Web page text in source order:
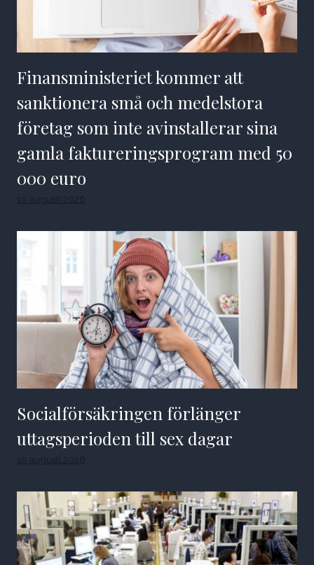
Finansministeriet kommer att
sanktionera små och medelstora
företag som inte avinstallerar sina
gamla faktureringsprogram med 50
000 euro
10 augusti 2026
Socialförsäkringen förlänger
uttagsperioden till sex dagar
10 augusti 2026